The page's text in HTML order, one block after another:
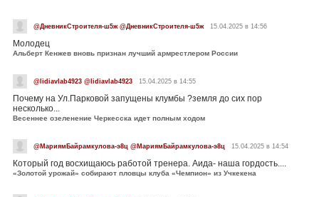
@ДневникСтроителя-ш5ж @ДневникСтроителя-ш5ж 15.04.2025 в 14:56
Молодец
Альберт Кенжев вновь признан лучший армрестлером России
@lidiavlab4923 @lidiavlab4923 15.04.2025 в 14:55
Почему на Ул.Парковой запущены клумбы ?земля до сих пор
несколько...
Весеннее озеленение Черкесска идет полным ходом
@МариямБайрамкулова-э8ц @МариямБайрамкулова-э8ц 15.04.2025 в 14:54
Который год восхищаюсь работой тренера. Аида- наша гордость....
«Золотой урожай» собирают пловцы клуба «Чемпион» из Учкекена